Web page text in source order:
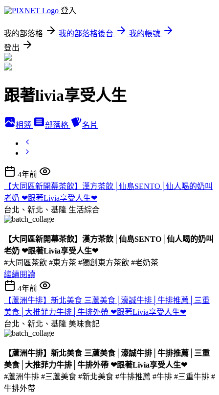
登入
我的部落格 我的部落格後台
我的帳號
登出
跟著livia享受人生
相簿 部落格 名片
4年前
【大同區新開幕茶飲】漢方茶飲│仙島SENTO│仙人喝的奶叫
老奶 ❤跟著Livia享受人生❤
台北、新北、基隆 生活綜合
【大同區新開幕茶飲】漢方茶飲│仙島SENTO│仙人喝的奶叫
老奶 ❤跟著Livia享受人生❤
#大同區茶飲 #東方茶 #獨創東方茶飲 #老奶茶
繼續閱讀
4年前
【蘆洲牛排】新北美食 三蘆美食│濠誠牛排│牛排推薦│三重
美食│大推菲力牛排│牛排外帶 ❤跟著Livia享受人生❤
台北、新北、基隆 美味食記
【蘆洲牛排】新北美食 三蘆美食│濠誠牛排│牛排推薦│三重
美食│大推菲力牛排│牛排外帶 ❤跟著Livia享受人生❤
#蘆洲牛排 #三蘆美食 #新北美食 #牛排推薦 #牛排 #三重牛排 #
牛排外帶